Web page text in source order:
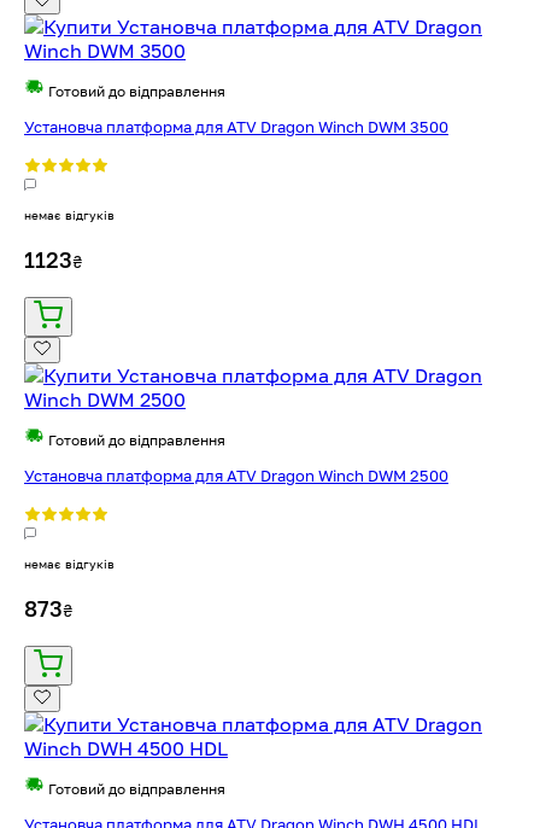
Готовий до відправлення
Установча платформа для ATV Dragon Winch DWM 3500
немає відгуків
1123₴
Готовий до відправлення
Установча платформа для ATV Dragon Winch DWM 2500
немає відгуків
873₴
Готовий до відправлення
Установча платформа для ATV Dragon Winch DWH 4500 HDL